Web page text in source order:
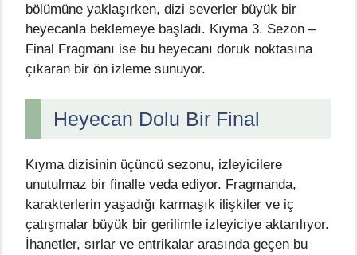
bölümüne yaklaşırken, dizi severler büyük bir
heyecanla beklemeye başladı. Kıyma 3. Sezon –
Final Fragmanı ise bu heyecanı doruk noktasına
çıkaran bir ön izleme sunuyor.
Heyecan Dolu Bir Final
Kıyma dizisinin üçüncü sezonu, izleyicilere
unutulmaz bir finalle veda ediyor. Fragmanda,
karakterlerin yaşadığı karmaşık ilişkiler ve iç
çatışmalar büyük bir gerilimle izleyiciye aktarılıyor.
İhanetler, sırlar ve entrikalar arasında geçen bu